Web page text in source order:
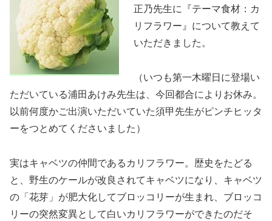
正乃先生に『テーマ食材：カ
リフラワー』について教えて
いただきました。
（いつも第一木曜日に登場い
ただいている浦田あけみ先生は、今回都合によりお休み。
以前何度かご出演いただいていた須甲先生がピンチヒッタ
ーをつとめてくださいました）
実はキャベツの仲間であるカリフラワー。歴史をたどる
と、野生のケールが改良されてキャベツになり、キャベツ
の「花芽」が肥大化してブロッコリーが生まれ、ブロッコ
リーの突然変異として白いカリフラワーができたのだそ